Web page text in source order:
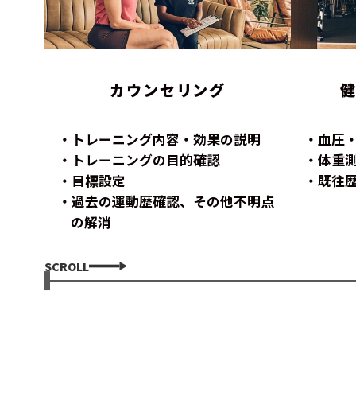
カウンセリング
トレーニング内容・効果の説明
トレーニングの目的確認
目標設定
過去の運動歴確認、その他不明点
の解消
血圧
体重
既往
SCROLL